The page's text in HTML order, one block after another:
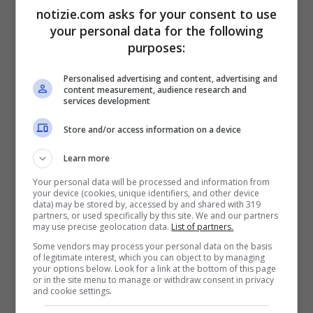
mancanza di riscontri, ora confermata dal
giudice che ha disposto l’archiviazione del
L’incredibile storia dell’inchiesta di
Firenze –ha continuato Marina Berlusconi
– mostra una volta di più
condizioni si trovi la giustizia italiana
conferma anche che la sconfitta del
referendum di marzo è stata un’immensa
occasione perduta per il nostro Paese. Da
cittadina che ha visto da vicino fin troppi
disastri giudiziari, vorrei che la politica non
notizie.com asks for your consent to use
your personal data for the following
purposes:
Personalised advertising and content, advertising and
content measurement, audience research and
services development
Store and/or access information on a device
Learn more
Your personal data will be processed and information from
your device (cookies, unique identifiers, and other device
data) may be stored by, accessed by and shared with 319
partners, or used specifically by this site. We and our partners
may use precise geolocation data. List of partners.
Some vendors may process your personal data on the basis
of legitimate interest, which you can object to by managing
your options below. Look for a link at the bottom of this page
or in the site menu to manage or withdraw consent in privacy
and cookie settings.